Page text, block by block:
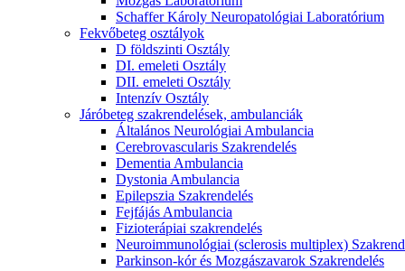
Schaffer Károly Neuropatológiai Laboratórium
Fekvőbeteg osztályok
D földszinti Osztály
DI. emeleti Osztály
DII. emeleti Osztály
Intenzív Osztály
Járóbeteg szakrendelések, ambulanciák
Általános Neurológiai Ambulancia
Cerebrovascularis Szakrendelés
Dementia Ambulancia
Dystonia Ambulancia
Epilepszia Szakrendelés
Fejfájás Ambulancia
Fizioterápiai szakrendelés
Neuroimmunológiai (sclerosis multiplex)
Parkinson-kór és Mozgászavarok Szakrendelés